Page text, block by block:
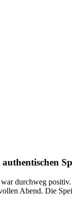
war durchweg
Abend. Die